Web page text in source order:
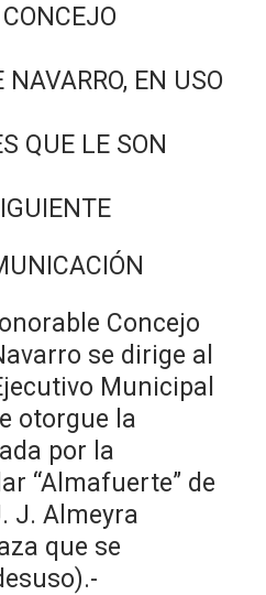
NAVARRO, EN USO
QUE LE SON
Concejo
se dirige al
Municipal
otorgue la
por la
“Almafuerte” de
J. Almeyra
que se